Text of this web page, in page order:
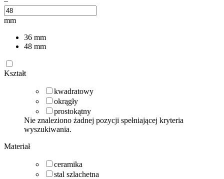
mm
36 mm
48 mm
Kształt
kwadratowy
okrągły
prostokątny
Nie znaleziono żadnej pozycji spełniającej kryteria
wyszukiwania.
Materiał
ceramika
stal szlachetna